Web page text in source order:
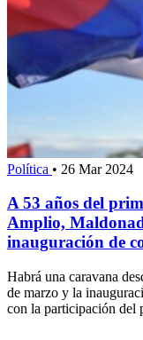
Política • 26 Mar 2024
A 53 años del
Amplio,
inauguración de
Habrá una caravana
de marzo y la
con la participación del